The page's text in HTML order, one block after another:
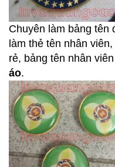
Chuyên làm bảng tên
làm thẻ tên nhân
rẻ, bảng tên nhân
áo.